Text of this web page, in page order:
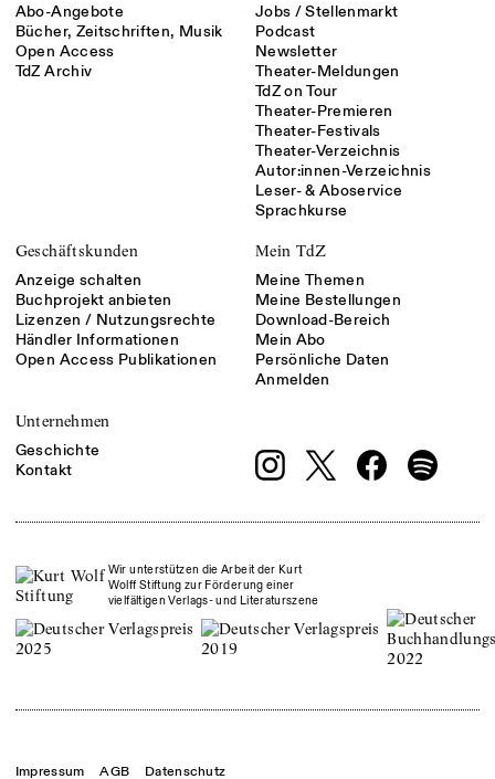
Abo-Angebote
Bücher, Zeitschriften, Musik
Open Access
TdZ Archiv
Jobs / Stellenmarkt
Podcast
Newsletter
Theater-Meldungen
TdZ on Tour
Theater-Premieren
Theater-Festivals
Theater-Verzeichnis
Autor:innen-Verzeichnis
Leser- & Aboservice
Sprachkurse
Geschäftskunden
Anzeige schalten
Buchprojekt anbieten
Lizenzen / Nutzungsrechte
Händler Informationen
Open Access Publikationen
Mein TdZ
Meine Themen
Meine Bestellungen
Download-Bereich
Mein Abo
Persönliche Daten
Anmelden
Unternehmen
Geschichte
Kontakt
Wir unterstützen die Arbeit der Kurt
Wolff Stiftung zur Förderung einer
vielfältigen Verlags- und Literaturszene
Impressum AGB Datenschutz